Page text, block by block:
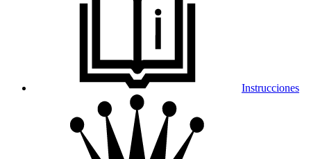
Instrucciones